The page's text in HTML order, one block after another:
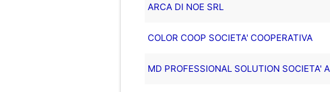
ARCA DI NOE SRL
COLOR COOP SOCIETA' COOPERATIVA
MD PROFESSIONAL SOLUTION SOCIETA'